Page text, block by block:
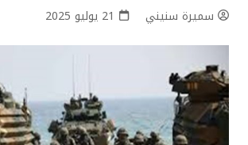
سميرة سنيني 21 يوليو 2025